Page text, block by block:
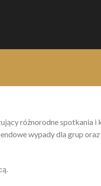
różnorodne spotkania i
wypady dla grup